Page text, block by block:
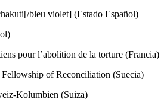
bleu violet] (Estado Español)
pour l’abolition de la torture (Francia)
of Reconciliation (Suecia)
Kolumbien (Suiza)